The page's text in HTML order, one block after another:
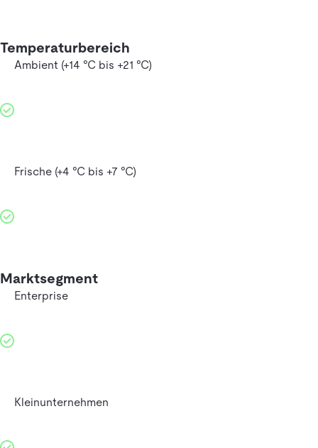
Temperaturbereich
Ambient (+14 °C bis +21 °C)
Frische (+4 °C bis +7 °C)
Marktsegment
Enterprise
Kleinunternehmen